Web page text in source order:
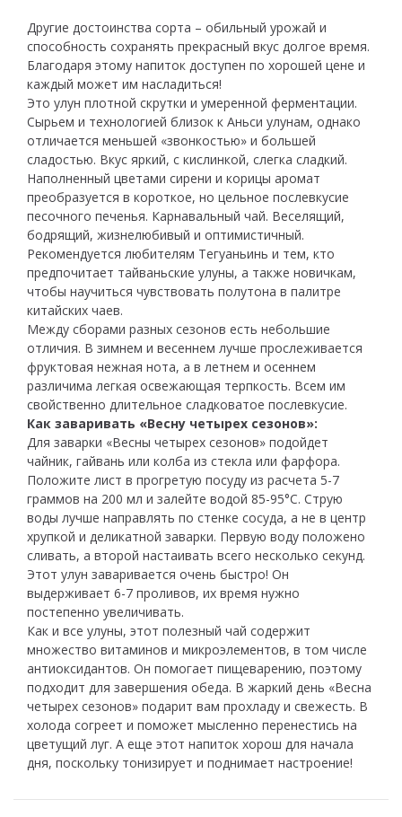
Другие достоинства сорта – обильный урожай и
способность сохранять прекрасный вкус долгое время.
Благодаря этому напиток доступен по хорошей цене и
каждый может им насладиться!
Это улун плотной скрутки и умеренной ферментации.
Сырьем и технологией близок к Аньси улунам, однако
отличается меньшей «звонкостью» и большей
сладостью. Вкус яркий, с кислинкой, слегка сладкий.
Наполненный цветами сирени и корицы аромат
преобразуется в короткое, но цельное послевкусие
песочного печенья. Карнавальный чай. Веселящий,
бодрящий, жизнелюбивый и оптимистичный.
Рекомендуется любителям Тегуаньинь и тем, кто
предпочитает тайваньские улуны, а также новичкам,
чтобы научиться чувствовать полутона в палитре
китайских чаев.
Между сборами разных сезонов есть небольшие
отличия. В зимнем и весеннем лучше прослеживается
фруктовая нежная нота, а в летнем и осеннем
различима легкая освежающая терпкость. Всем им
свойственно длительное сладковатое послевкусие.
Как заваривать «Весну четырех сезонов»:
Для заварки «Весны четырех сезонов» подойдет
чайник, гайвань или колба из стекла или фарфора.
Положите лист в прогретую посуду из расчета 5-7
граммов на 200 мл и залейте водой 85-95°C. Струю
воды лучше направлять по стенке сосуда, а не в центр
хрупкой и деликатной заварки. Первую воду положено
сливать, а второй настаивать всего несколько секунд.
Этот улун заваривается очень быстро! Он
выдерживает 6-7 проливов, их время нужно
постепенно увеличивать.
Как и все улуны, этот полезный чай содержит
множество витаминов и микроэлементов, в том числе
антиоксидантов. Он помогает пищеварению, поэтому
подходит для завершения обеда. В жаркий день «Весна
четырех сезонов» подарит вам прохладу и свежесть. В
холода согреет и поможет мысленно перенестись на
цветущий луг. А еще этот напиток хорош для начала
дня, поскольку тонизирует и поднимает настроение!